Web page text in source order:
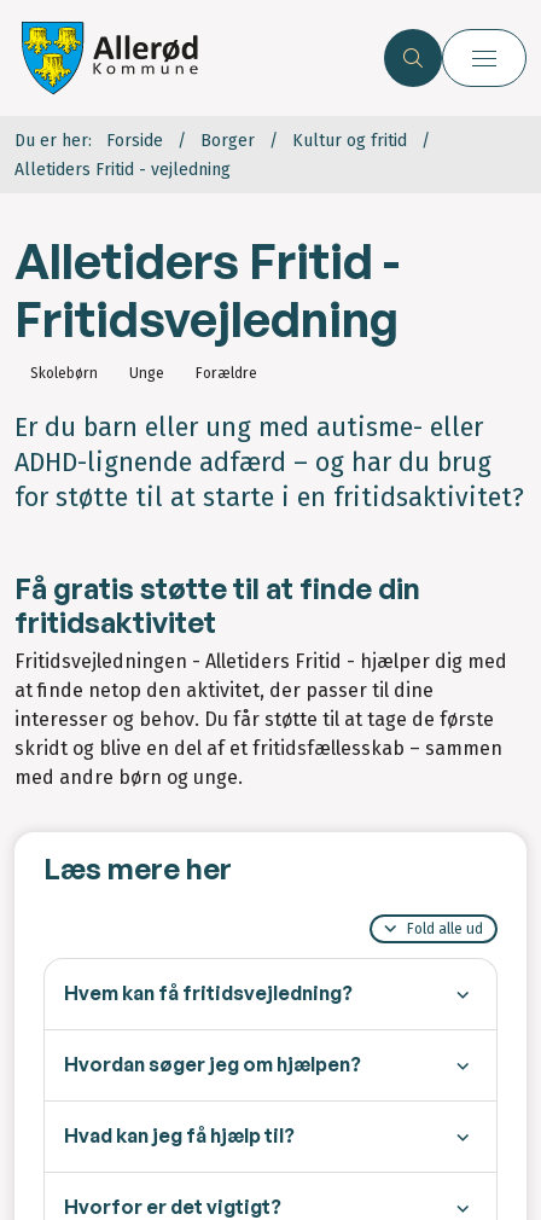
Du er her: Forside Borger
Kultur og fritid
Alletiders Fritid - vejledning
Alletiders Fritid -
Fritidsvejledning
Skolebørn Unge Forældre
Er du barn eller ung med autisme- eller
ADHD-lignende adfærd – og har du brug
for støtte til at starte i en fritidsaktivitet?
Få gratis støtte til at finde din
fritidsaktivitet
Fritidsvejledningen - Alletiders Fritid - hjælper dig med
at finde netop den aktivitet, der passer til dine
interesser og behov. Du får støtte til at tage de første
skridt og blive en del af et fritidsfællesskab – sammen
med andre børn og unge.
Læs mere her
Fold alle ud
Hvem kan få fritidsvejledning?
Hvordan søger jeg om hjælpen?
Hvad kan jeg få hjælp til?
Hvorfor er det vigtigt?